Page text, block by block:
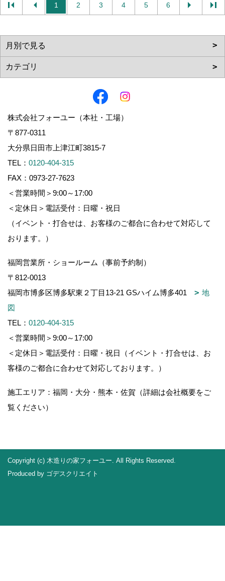
1 2 3 4 5 6
株式会社フォーユー（本社・工場）
〒877-0311
大分県日田市上津江町3815-7
TEL： 0120-404-315
FAX：0973-27-7623
＜営業時間＞9:00～17:00
＜定休日＞電話受付：日曜・祝日
（イベント・打合せは、お客様のご都合に合わせて対応して
おります。）
福岡営業所・ショールーム（事前予約制）
〒812-0013
福岡市博多区博多駅東２丁目13-21 GSハイム博多401
地
図
TEL： 0120-404-315
＜営業時間＞9:00～17:00
＜定休日＞電話受付：日曜・祝日（イベント・打合せは、お
客様のご都合に合わせて対応しております。）
施工エリア：福岡・大分・熊本・佐賀（詳細は会社概要をご
覧ください）
Copyright (c) 木造りの家フォーユー. All Rights Reserved.
Produced by ゴデスクリエイト